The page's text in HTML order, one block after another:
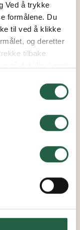
Ved å trykke
formålene. Du
til ved å klikke
og deretter
tilbake
og annen